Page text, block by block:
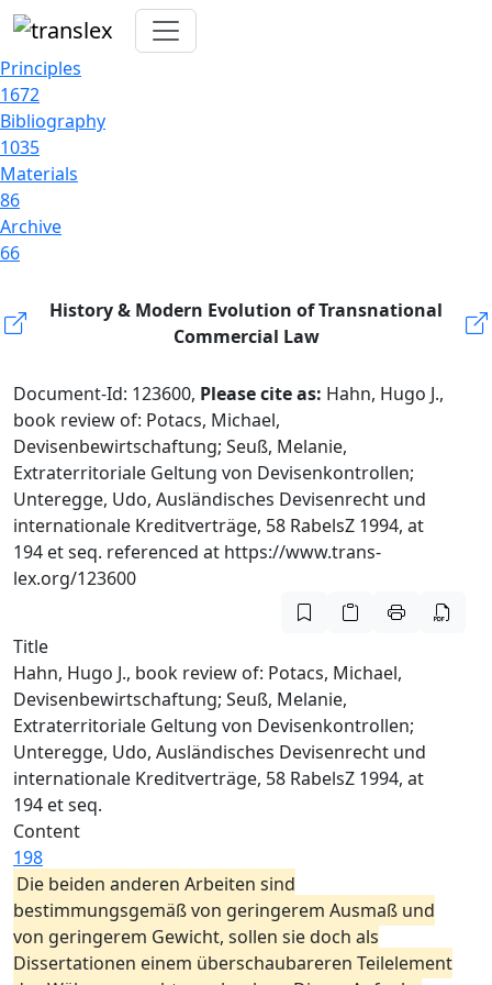
Principles
1672
Bibliography
1035
Materials
86
Archive
66
History & Modern Evolution of Transnational
Commercial Law
Document-Id: 123600, Please cite as: Hahn, Hugo J.,
book review of: Potacs, Michael,
Devisenbewirtschaftung; Seuß, Melanie,
Extraterritoriale Geltung von Devisenkontrollen;
Unteregge, Udo, Ausländisches Devisenrecht und
internationale Kreditverträge, 58 RabelsZ 1994, at
194 et seq. referenced at https://www.trans-
lex.org/123600
Title
Hahn, Hugo J., book review of: Potacs, Michael,
Devisenbewirtschaftung; Seuß, Melanie,
Extraterritoriale Geltung von Devisenkontrollen;
Unteregge, Udo, Ausländisches Devisenrecht und
internationale Kreditverträge, 58 RabelsZ 1994, at
194 et seq.
Content
198
Die beiden anderen Arbeiten sind
bestimmungsgemäß von geringerem Ausmaß und
von geringerem Gewicht, sollen sie doch als
Dissertationen einem überschaubareren Teilelement